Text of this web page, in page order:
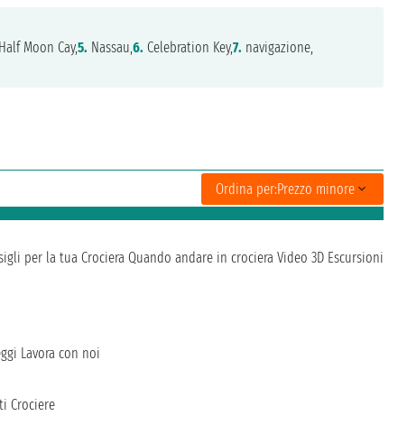
Half Moon Cay,5. Nassau,6. Celebration Key,7. navigazione,
Ordina per:Prezzo minore
per la tua Crociera Quando andare in crociera Video 3D Escursioni
Lavora con noi
Crociere